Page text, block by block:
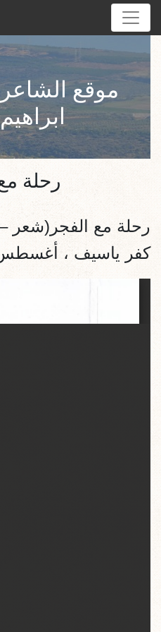
موقع
ابراهيم
رحلة
رحلة مع الفجر(شعر
كفر ياسيف ،